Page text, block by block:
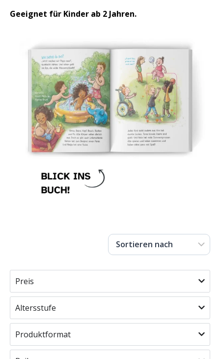
Geeignet für Kinder ab 2 Jahren.
Preis
Altersstufe
Produktformat